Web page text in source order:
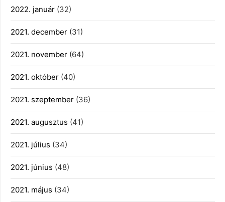
2022. január (32)
2021. december (31)
2021. november (64)
2021. október (40)
2021. szeptember (36)
2021. augusztus (41)
2021. július (34)
2021. június (48)
2021. május (34)